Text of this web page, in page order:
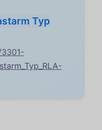
Typ